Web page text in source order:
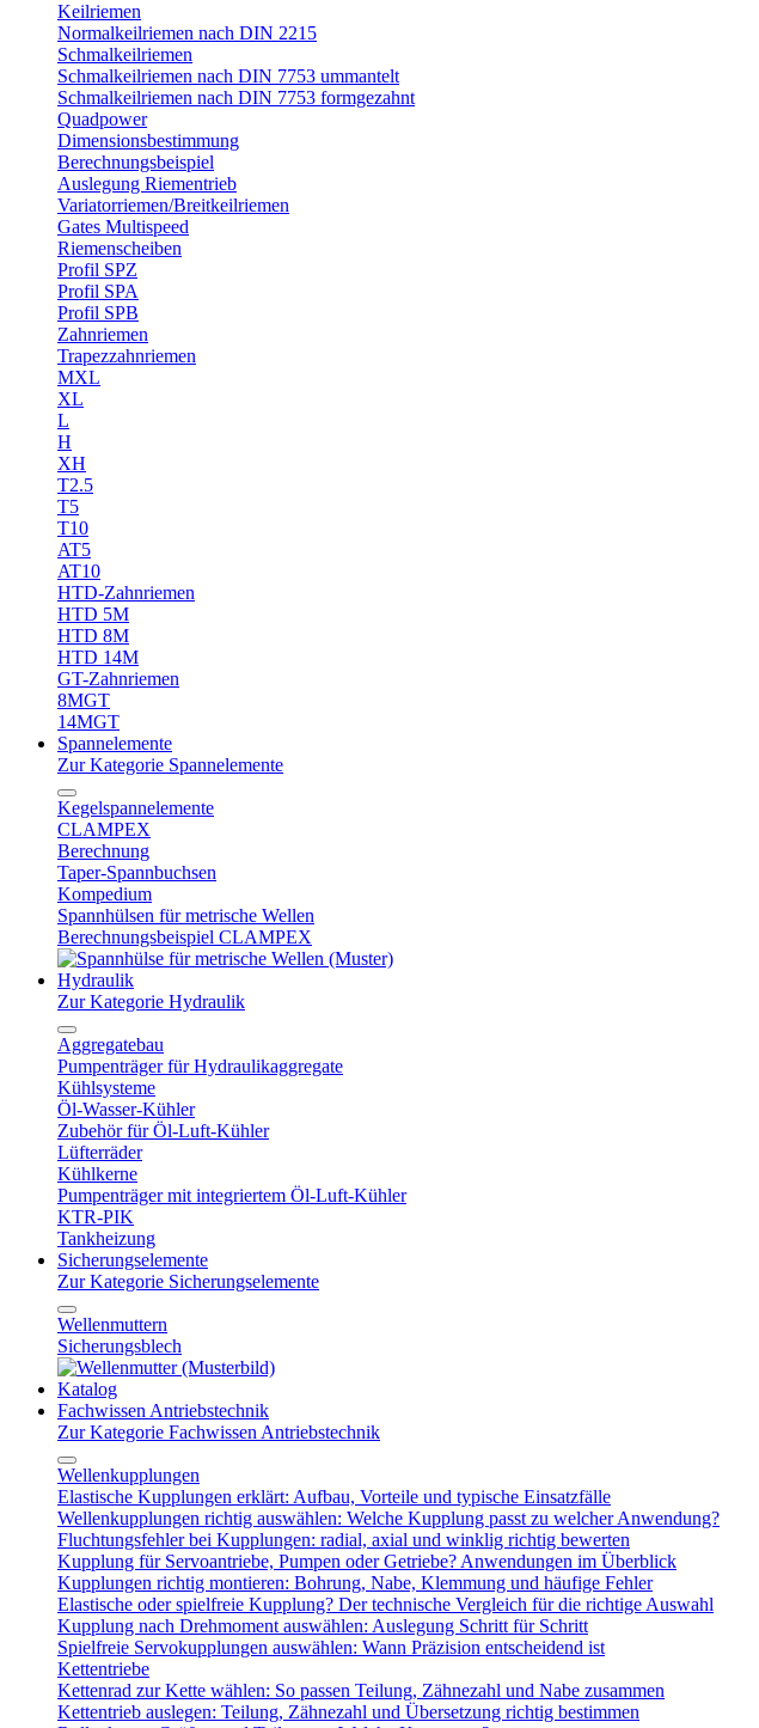
Keilriemen
Normalkeilriemen nach DIN 2215
Schmalkeilriemen
Schmalkeilriemen nach DIN 7753 ummantelt
Schmalkeilriemen nach DIN 7753 formgezahnt
Quadpower
Dimensionsbestimmung
Berechnungsbeispiel
Auslegung Riementrieb
Variatorriemen/Breitkeilriemen
Gates Multispeed
Riemenscheiben
Profil SPZ
Profil SPA
Profil SPB
Zahnriemen
Trapezzahnriemen
MXL
XL
L
H
XH
T2.5
T5
T10
AT5
AT10
HTD-Zahnriemen
HTD 5M
HTD 8M
HTD 14M
GT-Zahnriemen
8MGT
14MGT
Spannelemente
Zur Kategorie Spannelemente
Kegelspannelemente
CLAMPEX
Berechnung
Taper-Spannbuchsen
Kompedium
Spannhülsen für metrische Wellen
Berechnungsbeispiel CLAMPEX
Hydraulik
Zur Kategorie Hydraulik
Aggregatebau
Pumpenträger für Hydraulikaggregate
Kühlsysteme
Öl-Wasser-Kühler
Zubehör für Öl-Luft-Kühler
Lüfterräder
Kühlkerne
Pumpenträger mit integriertem Öl-Luft-Kühler
KTR-PIK
Tankheizung
Sicherungselemente
Zur Kategorie Sicherungselemente
Wellenmuttern
Sicherungsblech
Katalog
Fachwissen Antriebstechnik
Zur Kategorie Fachwissen Antriebstechnik
Wellenkupplungen
Elastische Kupplungen erklärt: Aufbau, Vorteile und typische Einsatzfälle
Wellenkupplungen richtig auswählen: Welche Kupplung passt zu welcher Anwendung?
Fluchtungsfehler bei Kupplungen: radial, axial und winklig richtig bewerten
Kupplung für Servoantriebe, Pumpen oder Getriebe? Anwendungen im Überblick
Kupplungen richtig montieren: Bohrung, Nabe, Klemmung und häufige Fehler
Elastische oder spielfreie Kupplung? Der technische Vergleich für die richtige Auswahl
Kupplung nach Drehmoment auswählen: Auslegung Schritt für Schritt
Spielfreie Servokupplungen auswählen: Wann Präzision entscheidend ist
Kettentriebe
Kettenrad zur Kette wählen: So passen Teilung, Zähnezahl und Nabe zusammen
Kettentrieb auslegen: Teilung, Zähnezahl und Übersetzung richtig bestimmen